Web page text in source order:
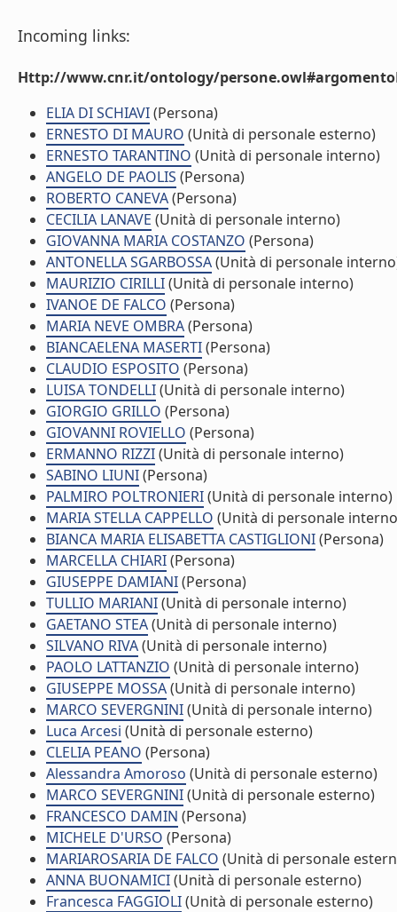
Incoming links:
Http://www.cnr.it/ontology/
ELIA DI SCHIAVI(Persona)
ERNESTO DI MAURO (Unità di personale esterno)
ERNESTO TARANTINO (Unità di personale interno)
ANGELO DE PAOLIS (Persona)
ROBERTO CANEVA(Persona)
CECILIA LANAVE (Unità di personale interno)
GIOVANNA MARIA COSTANZO (Persona)
ANTONELLA SGARBOSSA(Unità di personale
MAURIZIO CIRILLI(Unità di personale interno)
IVANOE DE FALCO (Persona)
MARIA NEVE OMBRA(Persona)
BIANCAELENA MASERTI(Persona)
CLAUDIO ESPOSITO (Persona)
LUISA TONDELLI(Unità di personale interno)
GIORGIO GRILLO (Persona)
GIOVANNI ROVIELLO (Persona)
ERMANNO RIZZI(Unità di personale interno)
SABINO LIUNI(Persona)
PALMIRO POLTRONIERI(Unità di personale interno)
MARIA STELLA CAPPELLO (Unità di personale
BIANCA MARIA ELISABETTA CASTIGLIONI(Persona)
MARCELLA CHIARI(Persona)
GIUSEPPE DAMIANI(Persona)
TULLIO MARIANI(Unità di personale interno)
GAETANO STEA(Unità di personale interno)
SILVANO RIVA(Unità di personale interno)
PAOLO LATTANZIO (Unità di personale interno)
GIUSEPPE MOSSA(Unità di personale interno)
MARCO SEVERGNINI(Unità di personale interno)
Luca Arcesi (Unità di personale esterno)
CLELIA PEANO (Persona)
Alessandra Amoroso (Unità di personale esterno)
MARCO SEVERGNINI(Unità di personale esterno)
FRANCESCO DAMIN (Persona)
MICHELE D'URSO (Persona)
MARIAROSARIA DE FALCO (Unità di personale
ANNA BUONAMICI(Unità di personale esterno)
Francesca FAGGIOLI(Unità di personale esterno)